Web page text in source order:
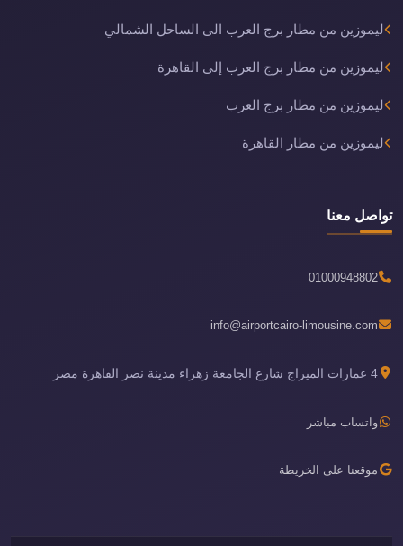
ليموزين من مطار برج العرب الى الساحل الشمالي
ليموزين من مطار برج العرب إلى القاهرة
ليموزين من مطار برج العرب
ليموزين من مطار القاهرة
تواصل معنا
01000948802
info@airportcairo-limousine.com
4 عمارات الميراج شارع الجامعة زهراء مدينة نصر القاهرة مصر
واتساب مباشر
موقعنا على الخريطة